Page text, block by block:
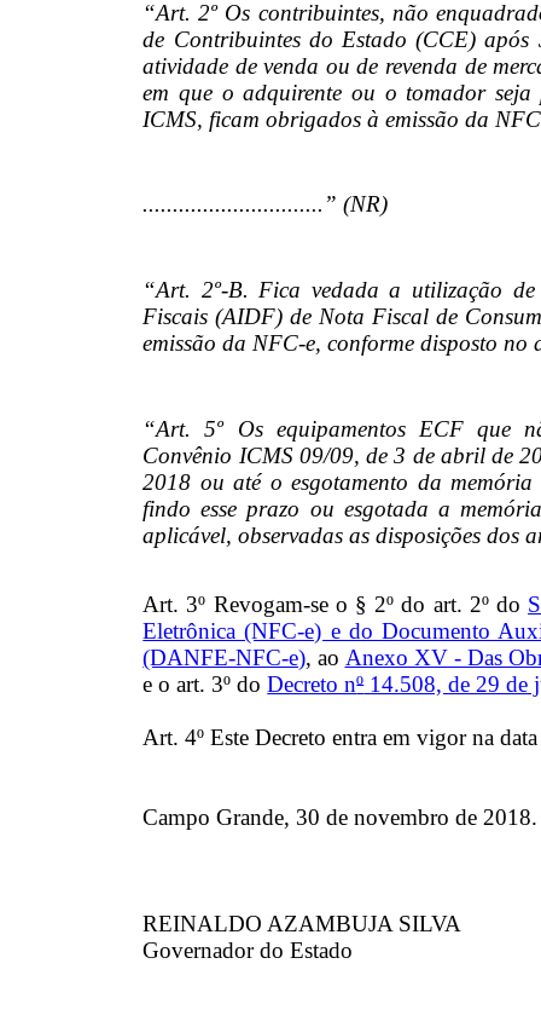
“Art. 2º Os contribuintes, não
de Contribuintes do Estado (CCE)
atividade de venda ou de revenda de
em que o adquirente ou o tomador
ICMS, ficam obrigados à emissão da
..............................” (NR)
“Art. 2º-B. Fica vedada a utilização
Fiscais (AIDF) de Nota Fiscal de
emissão da NFC-e, conforme disposto no
“Art. 5º Os equipamentos ECF que
Convênio ICMS 09/09, de 3 de abril de
2018 ou até o esgotamento da
findo esse prazo ou esgotada a
aplicável, observadas as disposições dos
Art. 3º Revogam-se o § 2º do art. 2º do
Eletrônica (NFC-e) e do Documento
(DANFE-NFC-e), ao Anexo XV - Das
e o art. 3º doDecreto nº14.508, de 29 de
Art. 4º Este Decreto entra em vigor na
Campo Grande, 30 de novembro de 2018.
REINALDO AZAMBUJA SILVA
Governador do Estado